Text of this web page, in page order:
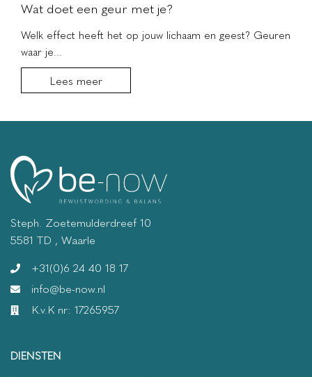
Wat doet een geur met je?
Welk effect heeft het op jouw lichaam en geest? Geuren
waar je...
Lees meer
Steph. Zoetemulderdreef 10
5581 TD , Waarle
+31(0)6 24 40 18 17
info@be-now.nl
K.v.K nr: 17265957
DIENSTEN